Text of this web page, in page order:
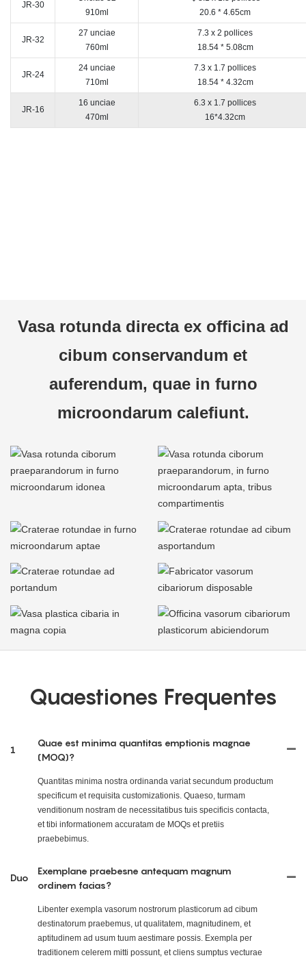
JR-30
910ml
20.6 * 4.65cm
JR-32
27 unciae
760ml
7.3 x 2 pollices
18.54 * 5.08cm
JR-24
24 unciae
710ml
7.3 x 1.7 pollices
18.54 * 4.32cm
JR-16
16 unciae
470ml
6.3 x 1.7 pollices
16*4.32cm
Vasa rotunda directa ex officina ad
cibum conservandum et
auferendum, quae in furno
microondarum calefiunt.
Quaestiones Frequentes
1
Quae est minima quantitas emptionis magnae
(MOQ)?
Quantitas minima nostra ordinanda variat secundum productum
specificum et requisita customizationis. Quaeso, turmam
venditionum nostram de necessitatibus tuis specificis contacta,
et tibi informationem accuratam de MOQs et pretiis
praebebimus.
Duo
Exemplane praebesne antequam magnum
ordinem facias?
Libenter exempla vasorum nostrorum plasticorum ad cibum
destinatorum praebemus, ut qualitatem, magnitudinem, et
aptitudinem ad usum tuum aestimare possis. Exempla per
traditionem celerem mitti possunt, et cliens sumptus vecturae